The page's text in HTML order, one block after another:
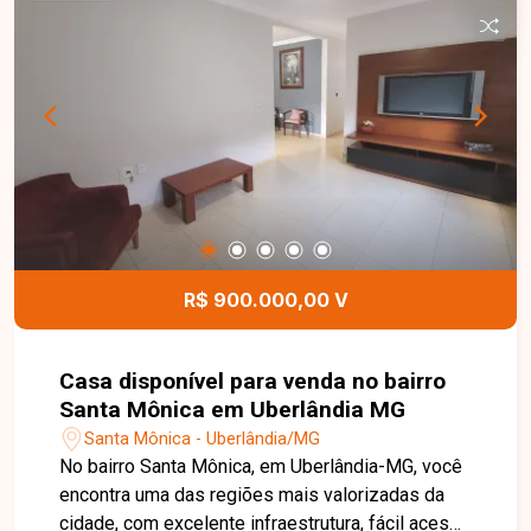
composta por 02 quartos, sala, cozinha, banheiro
e área de serviço, proporcionando uma excelente
opção para acomodar familiares ou gerar renda
para quem busca um imóvel amplo, versátil e
bem localizado no bairro Jardim Canaã. Agende
uma visita e venha conhecer todos os detalhes
desta casa.
R$ 900.000,00 V
Casa disponível para venda no bairro
Santa Mônica em Uberlândia MG
Santa Mônica - Uberlândia/MG
No bairro Santa Mônica, em Uberlândia-MG, você
encontra uma das regiões mais valorizadas da
cidade, com excelente infraestrutura, fácil acesso